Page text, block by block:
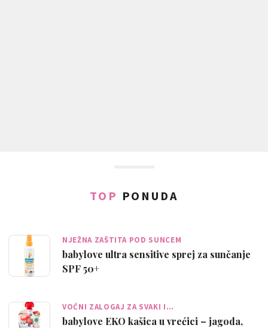
TOP PONUDA
NJEŽNA ZAŠTITA POD SUNCEM
babylove ultra sensitive sprej za sunčanje
SPF 50+
VOĆNI ZALOGAJ ZA SVAKI I…
babylove EKO kašica u vrećici – jagoda,